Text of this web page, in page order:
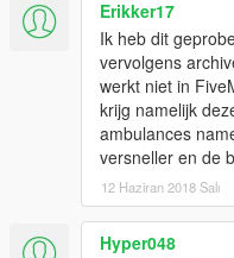
Erikker17
Ik heb dit
vervolgens
werkt niet in
krijg namelijk
ambulances
versneller en de
12 Haziran 2018 Salı
Hyper048